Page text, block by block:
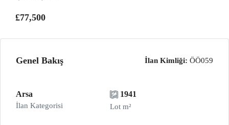
£77,500
Genel Bakış İlan Kimliği: ÖÖ059
Arsa
İlan Kategorisi
1941
Lot m²